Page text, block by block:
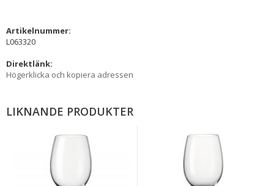
Artikelnummer:
L063320
Direktlänk:
Högerklicka och kopiera adressen
LIKNANDE PRODUKTER